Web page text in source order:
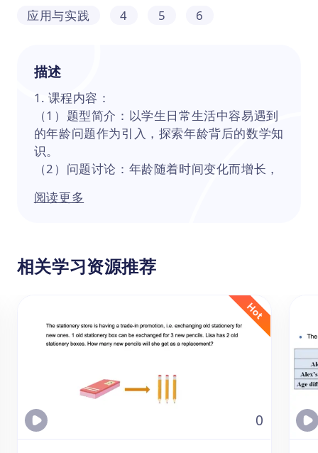
应用与实践
4 5 6
描述
1. 课程内容：
（1）题型简介：以学生日常生活中容易遇到
的年龄问题作为引入，探索年龄背后的数学知
识。
（2）问题讨论：年龄随着时间变化而增长，
（3）例题讲解：如何根据出生年份计算年
况讲解。
（5）能力提升：两人的年龄之和随年份增长
小学奥数中的年龄问题，主要是围绕两人或多
人之间的年龄关系展开的一系列数学问题。在
件，根据条件建立数学模型，并通过逻辑推理
和计算找到答案。年龄问题与生活实际紧密相
关，通过解决这类问题，学生可以更好地理解
和应用数学知识，增强数学应用意识。
阅读更多
相关学习资源推荐
0